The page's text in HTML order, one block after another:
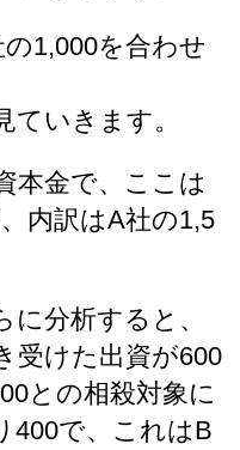
1,000を合わせ
いきます。
本金で、ここは
内訳はA社の1,5
分析すると、
受けた出資が600
との相殺対象に
400で、これはB